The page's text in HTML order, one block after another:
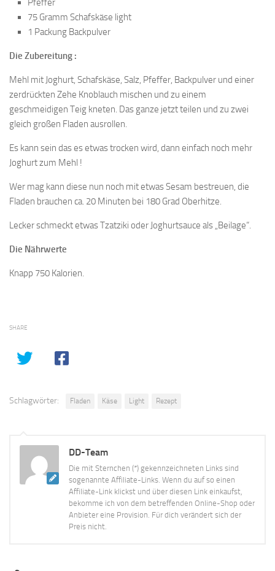
Pfeffer
75 Gramm Schafskäse light
1 Packung Backpulver
Die Zubereitung :
Mehl mit Joghurt, Schafskäse, Salz, Pfeffer, Backpulver und einer
zerdrückten Zehe Knoblauch mischen und zu einem
geschmeidigen Teig kneten. Das ganze jetzt teilen und zu zwei
gleich großen Fladen ausrollen.
Es kann sein das es etwas trocken wird, dann einfach noch mehr
Joghurt zum Mehl !
Wer mag kann diese nun noch mit etwas Sesam bestreuen, die
Fladen brauchen ca. 20 Minuten bei 180 Grad Oberhitze.
Lecker schmeckt etwas Tzatziki oder Joghurtsauce als „Beilage“.
Die Nährwerte
Knapp 750 Kalorien.
SHARE
Schlagwörter: Fladen Käse Light Rezept
DD-Team
Die mit Sternchen (*) gekennzeichneten Links sind
sogenannte Affiliate-Links. Wenn du auf so einen
Affiliate-Link klickst und über diesen Link einkaufst,
bekomme ich von dem betreffenden Online-Shop oder
Anbieter eine Provision. Für dich verändert sich der
Preis nicht.